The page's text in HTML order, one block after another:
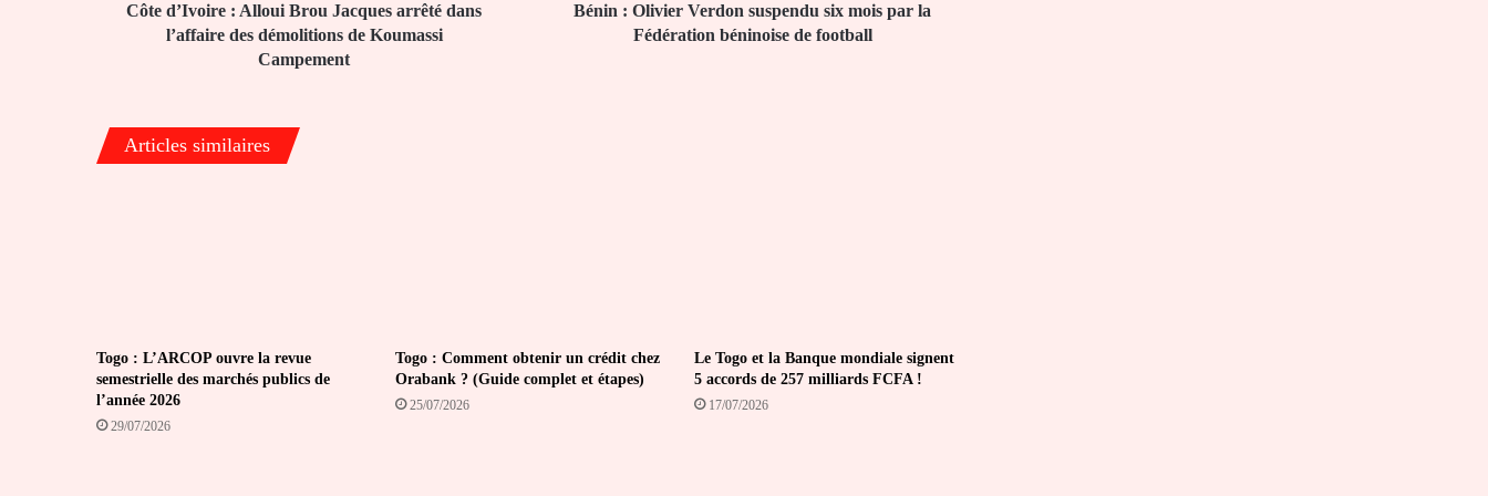
démolitions
Côte d’Ivoire : Alloui Brou Jacques arrêté dans
l’affaire des démolitions de Koumassi
Campement
Fédération
Bénin : Olivier Verdon suspendu six mois par la
Fédération béninoise de football
Articles similaires
Togo : L’ARCOP ouvre la revue
semestrielle des marchés publics de
l’année 2026
29/07/2026
Togo : Comment obtenir un crédit chez
Orabank ? (Guide complet et étapes)
25/07/2026
Le Togo et la Banque mondiale signent
5 accords de 257 milliards FCFA !
17/07/2026